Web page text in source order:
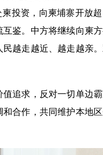
投资，向柬埔寨开放超
鉴。中方将继续向柬
越走越近、越走越亲
追求，反对一切单边
合作，共同维护本地